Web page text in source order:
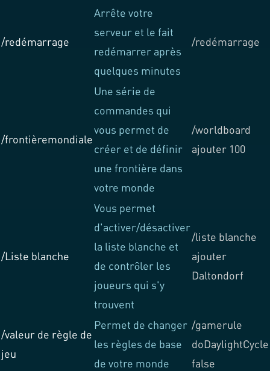
/redémarrage
Arrête votre
serveur et le fait
redémarrer après
quelques minutes
/redémarrage
/frontièremondiale
Une série de
commandes qui
vous permet de
créer et de définir
une frontière dans
votre monde
/worldboard
ajouter 100
/Liste blanche
Vous permet
d'activer/désactiver
la liste blanche et
de contrôler les
joueurs qui s'y
trouvent
/liste blanche
ajouter
Daltondorf
/valeur de règle de
jeu
Permet de changer
les règles de base
de votre monde
/gamerule
doDaylightCycle
false